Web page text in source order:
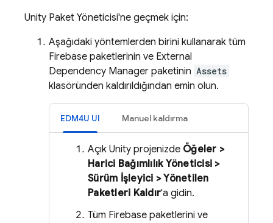
Unity Paket Yöneticisi'ne geçmek için:
Aşağıdaki yöntemlerden birini kullanarak tüm
Firebase paketlerinin ve External
Dependency Manager paketinin Assets
klasöründen kaldırıldığından emin olun.
EDM4U UI Manuel kaldırma
Açık Unity projenizde Öğeler >
Harici Bağımlılık Yöneticisi >
Sürüm İşleyici > Yönetilen
Paketleri Kaldır'a gidin.
Tüm Firebase paketlerini ve